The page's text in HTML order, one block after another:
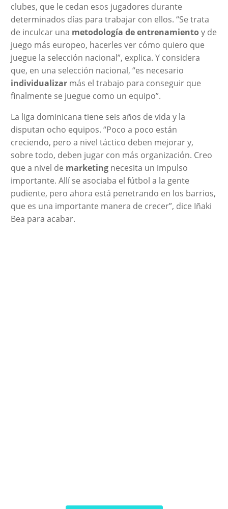
clubes, que le cedan esos jugadores durante
determinados días para trabajar con ellos. “Se trata
de inculcar una metodología de entrenamientoy de
juego más europeo, hacerles ver cómo quiero que
juegue la selección nacional”, explica. Y considera
que, en una selección nacional, “es necesario
individualizarmás el trabajo para conseguir que
finalmente se juegue como un equipo”.
La liga dominicana tiene seis años de vida y la
disputan ocho equipos. “Poco a poco están
creciendo, pero a nivel táctico deben mejorar y,
sobre todo, deben jugar con más organización. Creo
que a nivel de marketingnecesita un impulso
importante. Allí se asociaba el fútbol a la gente
pudiente, pero ahora está penetrando en los barrios,
que es una importante manera de crecer”, dice Iñaki
Bea para acabar.